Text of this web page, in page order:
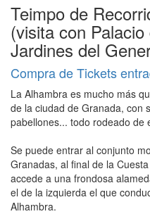
Teimpo de
(visita con
Jardines del
Compra de Tickets
La Alhambra es mucho más
de la ciudad de Granada, con
pabellones... todo rodeado de
Se puede entrar al conjunto
Granadas, al final de la
accede a una frondosa
el de la izquierda el que
Alhambra.